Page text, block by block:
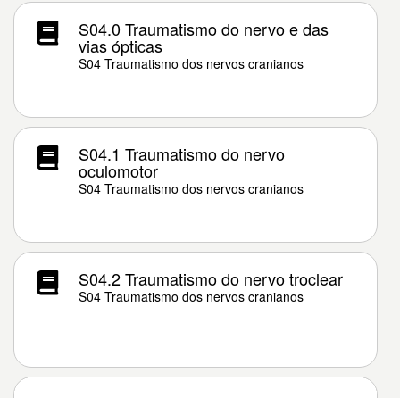
S04.0 Traumatismo do nervo e das
vias ópticas
S04 Traumatismo dos nervos cranianos
S04.1 Traumatismo do nervo
oculomotor
S04 Traumatismo dos nervos cranianos
S04.2 Traumatismo do nervo troclear
S04 Traumatismo dos nervos cranianos